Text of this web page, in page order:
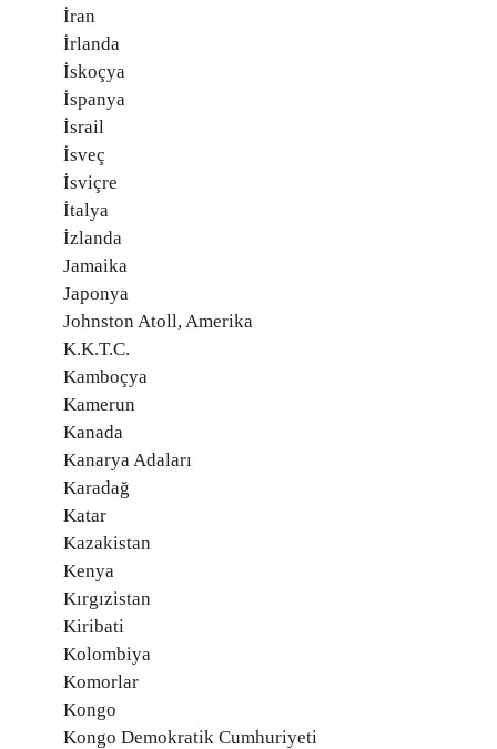
İran
İrlanda
İskoçya
İspanya
İsrail
İsveç
İsviçre
İtalya
İzlanda
Jamaika
Japonya
Johnston Atoll, Amerika
K.K.T.C.
Kamboçya
Kamerun
Kanada
Kanarya Adaları
Karadağ
Katar
Kazakistan
Kenya
Kırgızistan
Kiribati
Kolombiya
Komorlar
Kongo
Kongo Demokratik Cumhuriyeti